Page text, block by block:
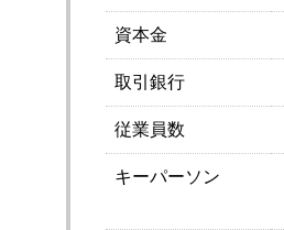
資本金
取引銀行
従業員数
キーパーソン